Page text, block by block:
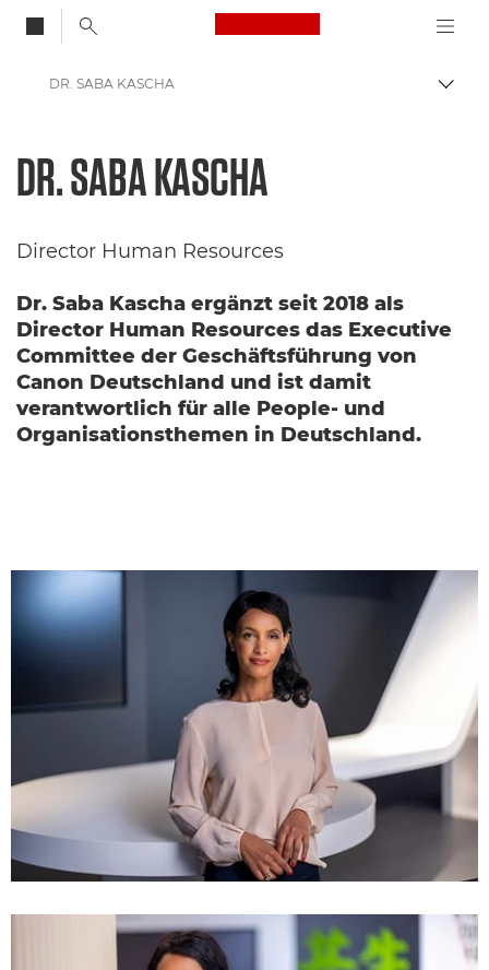
Canon Logo, back
Auf
Über uns
DR. SABA KASCHA
DR. SABAKASCHA
Director Human Resources
Dr. Saba Kascha ergänzt seit 2018 als
Director Human Resources das Executive
Committee der Geschäftsführung von
Canon Deutschland und ist damit
verantwortlich für alle People- und
Organisationsthemen in Deutschland.